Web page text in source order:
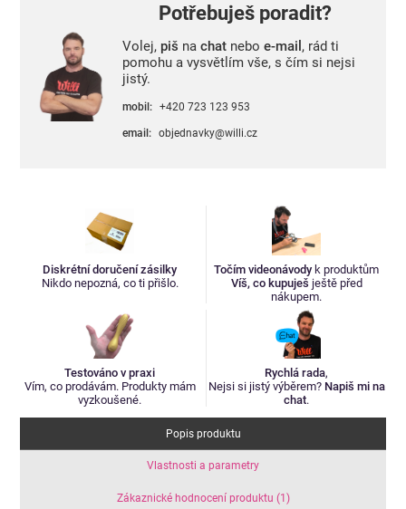
Potřebuješ poradit?
Volej, piš na chatnebo e-mail , rád ti
pomohu a vysvětlím vše, s čím si nejsi
jistý.
mobil: +420 723 123 953
email: objednavky@willi.cz
Diskrétní doručení zásilky
Nikdo nepozná, co ti přišlo.
Točím videonávody k produktům
Víš, co kupuješ ještě před
nákupem.
Testováno v praxi
Vím, co prodávám. Produkty mám
vyzkoušené.
Rychlá rada,
Nejsi si jistý výběrem? Napiš mi na
chat.
Popis produktu
Vlastnosti a parametry
Zákaznické hodnocení produktu (1)